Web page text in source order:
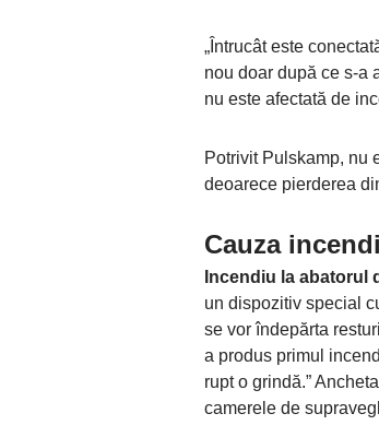
„Întrucât este
nou doar după ce s-a
nu este afectată de
Potrivit Pulskamp, ​​nu
deoarece pierderea
Cauza
Incendiu la abatorul
un dispozitiv special
se vor îndepărta
a produs primul
rupt o grindă.”
camerele de